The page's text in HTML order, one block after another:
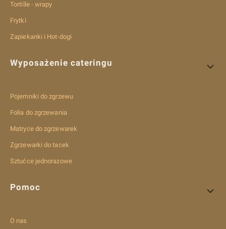
Tortille - wrapy
Frytki
Zapiekanki i Hot-dogi
Wyposażenie cateringu
Pojemniki do zgrzewu
Folia do zgrzewania
Matryce do zgrzewarek
Zgrzewarki do tacek
Sztućce jednorazowe
Pomoc
O nas